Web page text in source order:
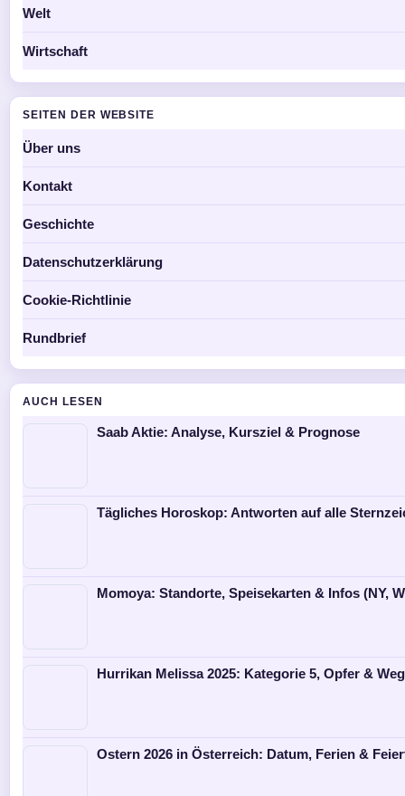
Welt
Wirtschaft
SEITEN DER WEBSITE
Über uns
Kontakt
Geschichte
Datenschutzerklärung
Cookie-Richtlinie
Rundbrief
AUCH LESEN
Saab Aktie: Analyse, Kursziel & Prognose
Tägliches Horoskop: Antworten auf alle
Momoya: Standorte, Speisekarten & Infos (NY,
Hurrikan Melissa 2025: Kategorie 5, Opfer & Weg
Ostern 2026 in Österreich: Datum, Ferien &